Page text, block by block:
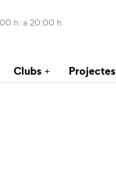
h. a 20:00 h.
Clubs Projectes